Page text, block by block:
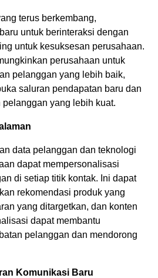
terus berkembang,
untuk berinteraksi dengan
untuk kesuksesan perusahaan.
perusahaan untuk
pelanggan yang lebih baik,
saluran pendapatan baru dan
yang lebih kuat.
data pelanggan dan teknologi
dapat mempersonalisasi
di setiap titik kontak. Ini dapat
rekomendasi produk yang
yang ditargetkan, dan konten
dapat membantu
pelanggan dan mendorong
Komunikasi Baru